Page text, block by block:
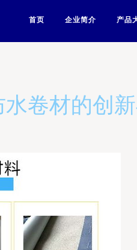
首页 企业简介 产品
卷材的创